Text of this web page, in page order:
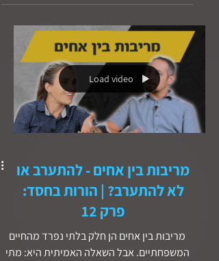
ישוע העמיק את הדיברה הזו בדרשה על ההר,
כשהסביר שהרצח מתחיל בלב. דרך סיפור אישי
על מילה אחת שפצעה לב של אדם אחר, נבין מה
המשמעות של שינוי לב אמיתי, ולמה אלוהים
קורא לנו לבחור בחיים בכל יום מחדש.
Load video
מריבות בין אחים - להתערב או
לא להתערב? | הורות בחסד:
פרק 12
מריבות בין אחים הן חלק בלתי נפרד מהחיים
המשפחתיים. אבל השאלה האמיתית היא: מתי